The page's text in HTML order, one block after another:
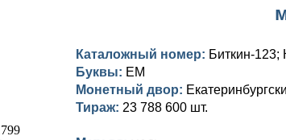
Каталожный номер: Биткин-123;
Буквы: ЕМ
Монетный двор:
Тираж: 23 788 600 шт.